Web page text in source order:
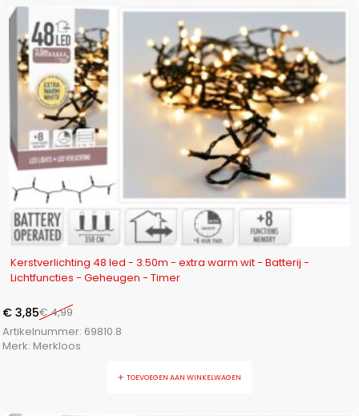
-23%
Kerstverlichting 48 led - 3.50m - extra warm wit - Batterij -
Lichtfuncties - Geheugen - Timer
€4,99
€ 3,85
Artikelnummer: 69810.8
Merk: Merkloos
TOEVOEGEN AAN WINKELWAGEN